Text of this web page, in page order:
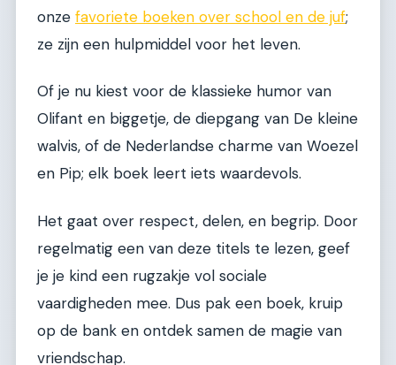
onze favoriete boeken over school en de juf;
ze zijn een hulpmiddel voor het leven.
Of je nu kiest voor de klassieke humor van
Olifant en biggetje, de diepgang van De kleine
walvis, of de Nederlandse charme van Woezel
en Pip; elk boek leert iets waardevols.
Het gaat over respect, delen, en begrip. Door
regelmatig een van deze titels te lezen, geef
je je kind een rugzakje vol sociale
vaardigheden mee. Dus pak een boek, kruip
op de bank en ontdek samen de magie van
vriendschap.